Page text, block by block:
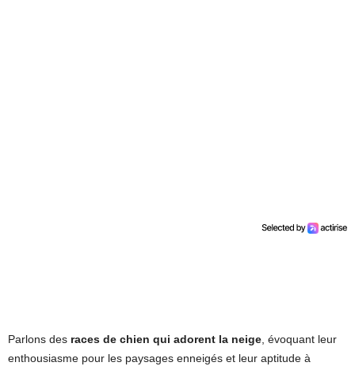
Parlons des races de chien qui adorent la neige, évoquant leur
enthousiasme pour les paysages enneigés et leur aptitude à